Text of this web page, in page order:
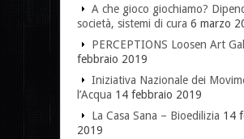
A che gioco giochiamo?
società, sistemi di cura 6 marzo
PERCEPTIONS Loosen Art
febbraio 2019
Iniziativa Nazionale dei
l’Acqua 14 febbraio 2019
La Casa Sana – Bioedilizia 14
2019